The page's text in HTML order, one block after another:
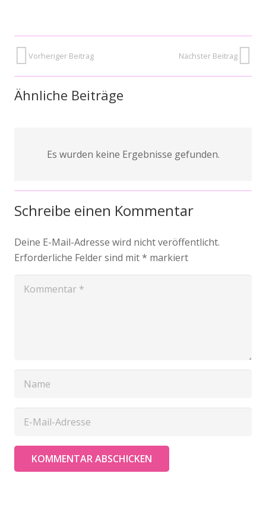
Vorheriger Beitrag Nächster Beitrag
Ähnliche Beiträge
Es wurden keine Ergebnisse gefunden.
Schreibe einen Kommentar
Deine E-Mail-Adresse wird nicht veröffentlicht.
Erforderliche Felder sind mit* markiert
KOMMENTAR ABSCHICKEN